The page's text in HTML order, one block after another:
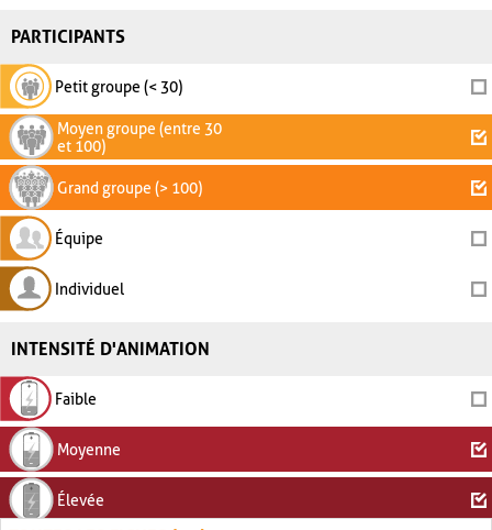
PARTICIPANTS
Petit groupe (< 30)
Moyen groupe (entre 30
et 100)
Grand groupe (> 100)
Équipe
Individuel
INTENSITÉ D'ANIMATION
Faible
Moyenne
Élevée